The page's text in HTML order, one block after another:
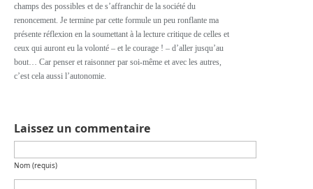
champs des possibles et de s’affranchir de la société du
renoncement. Je termine par cette formule un peu ronflante ma
présente réflexion en la soumettant à la lecture critique de celles et
ceux qui auront eu la volonté – et le courage ! – d’aller jusqu’au
bout… Car penser et raisonner par soi-même et avec les autres,
c’est cela aussi l’autonomie.
Laissez un commentaire
Nom (requis)